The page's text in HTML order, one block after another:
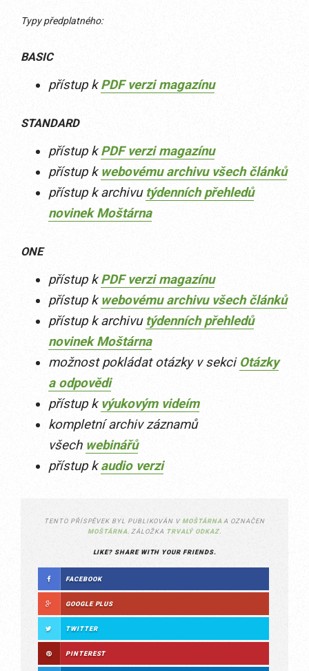
Typy předplatného:
BASIC
přístup kPDF verzi magazínu
STANDARD
přístup kPDF verzi magazínu
přístup k webovému archivu všech článků
přístup k archivu týdenních přehledů
novinek Moštárna
ONE
přístup kPDF verzi magazínu
přístup kwebovému archivu všech článků
přístup k archivu týdenních přehledů
novinek Moštárna
možnost pokládat otázky v sekci Otázky
a odpovědi
přístup k výukovým videím
kompletní archiv záznamů
všech webinářů
přístup kaudio verzi
TENTO PŘÍSPĚVEK BYL PUBLIKOVÁN V MOŠTÁRNA A OZNAČEN
MOŠTÁRNA. ZÁLOŽKA TRVALÝ ODKAZ.
LIKE? SHARE WITH YOUR FRIENDS.
FACEBOOK
GOOGLE PLUS
TWITTER
PINTEREST